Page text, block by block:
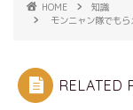
HOME
知識
モンニャン隊でも
RELATED